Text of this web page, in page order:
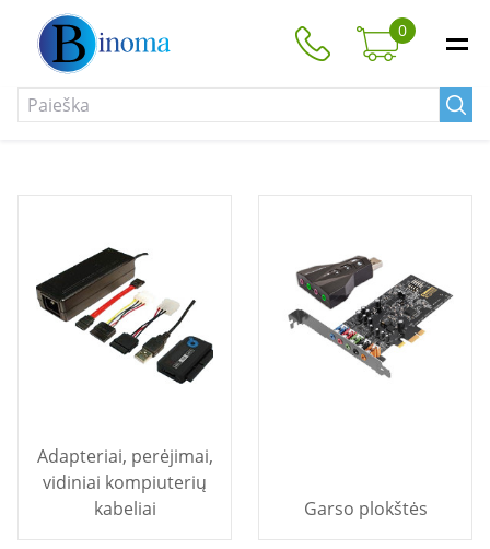
0
Adapteriai, perėjimai,
vidiniai kompiuterių
kabeliai
Garso plokštės